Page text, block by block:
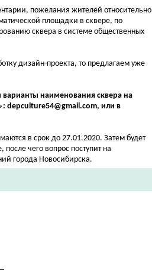
пожелания жителей относительно
площадки в сквере, по
сквера в системе общественных
дизайн-проекта, то предлагаем уже
наименования сквера на
depculture54@gmail.com, или в
в срок до 27.01.2020. Затем будет
чего вопрос поступит на
города Новосибирска.